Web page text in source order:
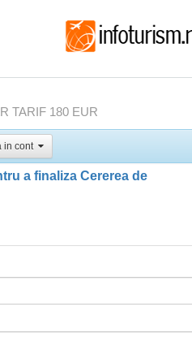
TARIF 180 EUR
in cont
a finaliza Cererea de